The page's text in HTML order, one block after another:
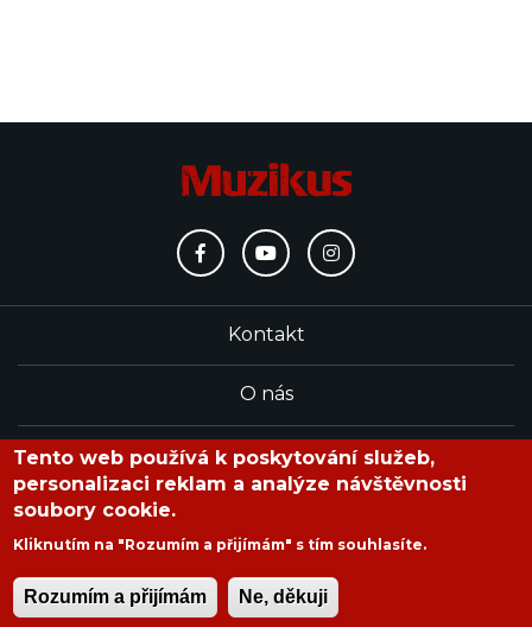
Kontakt
O nás
Redakce
Copyright © 2020 Muzikus s.r.o.
Tento web používá k poskytování služeb,
personalizaci reklam a analýze návštěvnosti
soubory cookie.
Kliknutím na "Rozumím a přijímám" s tím souhlasíte.
Rozumím a přijímám Ne, děkuji